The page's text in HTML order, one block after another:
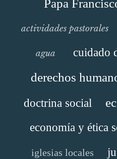
Papa
actividades pastorales
agua cuidado
derechos
doctrina social
economía y ética
iglesias locales